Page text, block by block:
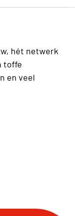
hét netwerk
toffe
en veel